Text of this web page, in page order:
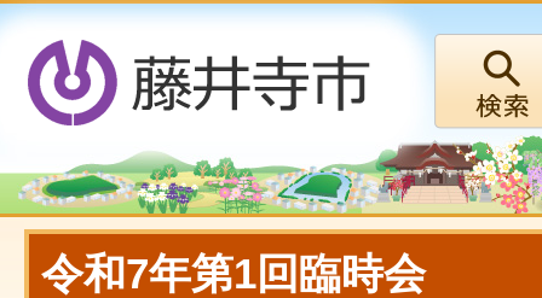
令和7年第1回臨時会